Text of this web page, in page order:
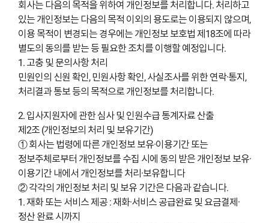
회사는 다음의 목적을 위하여 개인정보를 처리합니다. 처리하고
있는 개인정보는 다음의 목적 이외의 용도로는 이용되지 않으며,
이용 목적이 변경되는 경우에는 개인정보 보호법 제18조에 따라
별도의 동의를 받는 등 필요한 조치를 이행할 예정입니다.
1. 고충 및 문의사항 처리
민원인의 신원 확인, 민원사항 확인, 사실조사를 위한 연락·통지,
처리결과 통보 등의 목적으로 개인정보를 처리합니다.
2. 입사지원자에 관한 심사 및 인원수급 통계자료 산출
제2조 (개인정보의 처리 및 보유기간)
① 회사는 법령에 따른 개인정보 보유·이용기간 또는
정보주체로부터 개인정보를 수집 시에 동의 받은 개인정보 보유·
이용기간 내에서 개인정보를 처리·보유합니다
② 각각의 개인정보 처리 및 보유 기간은 다음과 같습니다.
1. 재화 또는 서비스 제공 : 재화·서비스 공급완료 및 요금결제·
정산 완료 시까지